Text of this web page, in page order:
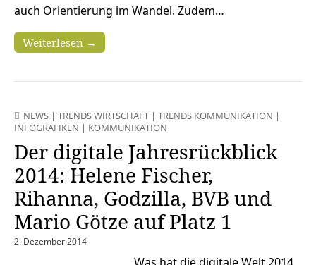
auch Orientierung im Wandel. Zudem…
Weiterlesen →
NEWS | TRENDS WIRTSCHAFT | TRENDS KOMMUNIKATION |
INFOGRAFIKEN | KOMMUNIKATION
Der digitale Jahresrückblick
2014: Helene Fischer,
Rihanna, Godzilla, BVB und
Mario Götze auf Platz 1
2. Dezember 2014